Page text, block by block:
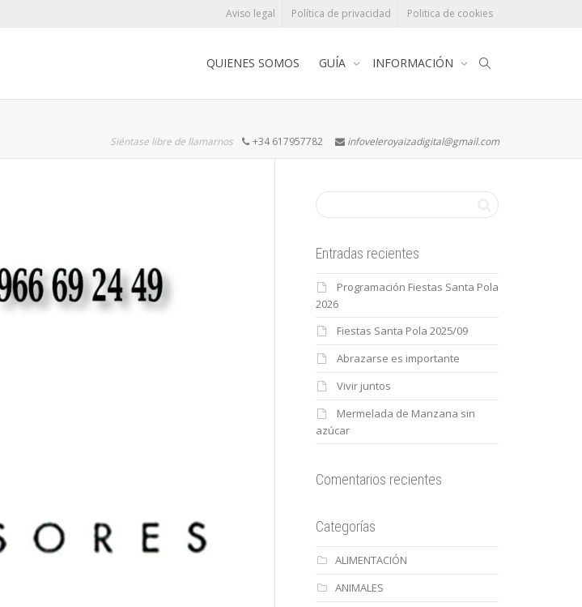
Aviso legal Política de privacidad Politica de cookies
QUIENES SOMOS GUÍA INFORMACIÓN
Siéntase libre de llamarnos +34 617957782 infoveleroyaizadigital@gmail.com
Entradas recientes
Programación Fiestas Santa Pola
2026
Fiestas Santa Pola 2025/09
Abrazarse es importante
Vivir juntos
Mermelada de Manzana sin
azúcar
Comentarios recientes
Categorías
ALIMENTACIÓN
ANIMALES